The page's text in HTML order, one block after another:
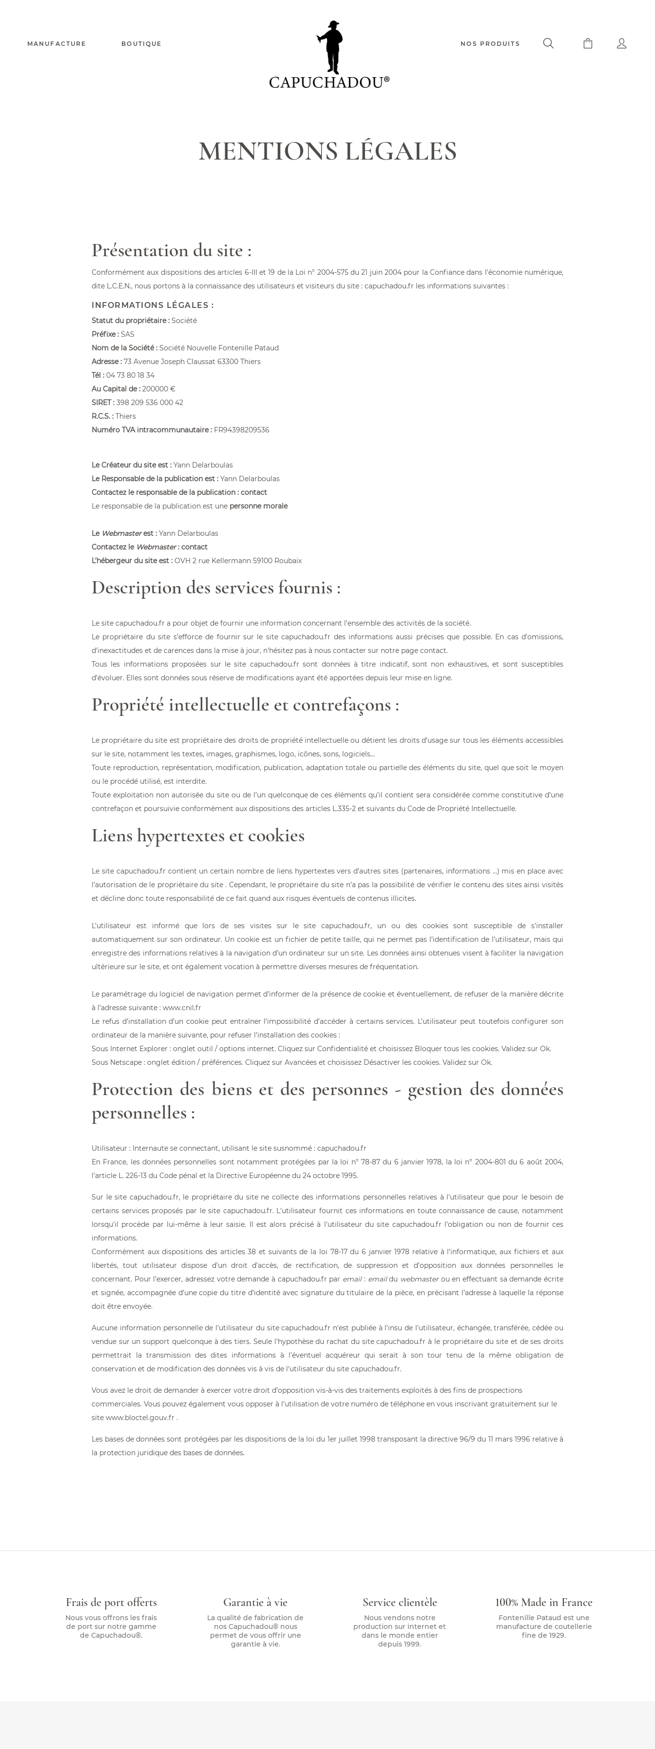
MANUFACTURE BOUTIQUE NOS PRODUITS
À partir de 235,00 €
MENTIONS LÉGALES
Présentation du site :
Conformément aux dispositions des articles 6-III et 19 de la Loi n° 2004-575 du 21 juin 2004 pour la Confiance dans l'économie numérique,
dite L.C.E.N., nous portons à la connaissance des utilisateurs et visiteurs du site : capuchadou.fr les informations suivantes :
INFORMATIONS LÉGALES :
Statut du propriétaire : Société
Préfixe : SAS
Nom de la Société : Société Nouvelle Fontenille Pataud
Adresse : 73 Avenue Joseph Claussat 63300 Thiers
Tél : 04 73 80 18 34
Au Capital de : 200000 €
SIRET : 398 209 536 000 42
R.C.S. : Thiers
Numéro TVA intracommunautaire : FR94398209536
Le Créateur du site est : Yann Delarboulas
Le Responsable de la publication est : Yann Delarboulas
Contactez le responsable de la publication : contact
Le responsable de la publication est une personne morale
Le Webmasterest : Yann Delarboulas
Contactez le Webmaster: contact
L’hébergeur du site est : OVH 2 rue Kellermann 59100 Roubaix
Description des services fournis :
Le site capuchadou.fr a pour objet de fournir une information concernant l’ensemble des activités de la société.
Le propriétaire du site s’efforce de fournir sur le sitecapuchadou.fr des informations aussi précises que possible. En cas d'omissions,
d'inexactitudes et de carences dans la mise à jour, n'hésitez pas à nous contacter sur notre page contact.
Tous les informations proposées sur le site capuchadou.fr sont données à titre indicatif, sont non exhaustives, et sont susceptibles
d’évoluer. Elles sont données sous réserve de modifications ayant été apportées depuis leur mise en ligne.
Propriété intellectuelle et contrefaçons :
Le propriétaire du site est propriétaire des droits de propriété intellectuelle ou détient les droits d’usage sur tous les éléments accessibles
sur le site, notamment les textes, images, graphismes, logo, icônes, sons, logiciels…
Toute reproduction, représentation, modification, publication, adaptation totale ou partielle des éléments du site, quel que soit le moyen
ou le procédé utilisé, est interdite.
Toute exploitation non autorisée du site ou de l’un quelconque de ces éléments qu’il contient sera considérée comme constitutive d’une
contrefaçon et poursuivie conformément aux dispositions des articles L.335-2 et suivants du Code de Propriété Intellectuelle.
Liens hypertextes et cookies
Le site capuchadou.fr contient un certain nombre de liens hypertextes vers d’autres sites (partenaires, informations …) mis en place avec
l’autorisation de le propriétaire du site . Cependant, le propriétaire du site n’a pas la possibilité de vérifier le contenu des sites ainsi visités
et décline donc toute responsabilité de ce fait quand aux risques éventuels de contenus illicites.
L’utilisateur est informé que lors de ses visites sur le sitecapuchadou.fr, un ou des cookies sont susceptible de s’installer
automatiquement sur son ordinateur. Un cookie est un fichier de petite taille, qui ne permet pas l’identification de l’utilisateur, mais qui
enregistre des informations relatives à la navigation d’un ordinateur sur un site. Les données ainsi obtenues visent à faciliter la navigation
ultérieure sur le site, et ont également vocation à permettre diverses mesures de fréquentation.
Le paramétrage du logiciel de navigation permet d’informer de la présence de cookie et éventuellement, de refuser de la manière décrite
à l’adresse suivante : www.cnil.fr
Le refus d’installation d’un cookie peut entraîner l’impossibilité d’accéder à certains services. L’utilisateur peut toutefois configurer son
ordinateur de la manière suivante, pour refuser l’installation des cookies :
Sous Internet Explorer : onglet outil / options internet. Cliquez sur Confidentialité et choisissez Bloquer tous les cookies. Validez sur Ok.
Sous Netscape : onglet édition / préférences. Cliquez sur Avancées et choisissez Désactiver les cookies. Validez sur Ok.
Protection des biens et des personnes - gestion des données
personnelles :
Utilisateur : Internaute se connectant, utilisant le site susnommé : capuchadou.fr
En France, les données personnelles sont notamment protégées par la loi n° 78-87 du 6 janvier 1978, la loi n° 2004-801 du 6 août 2004,
l'article L. 226-13 du Code pénal et la Directive Européenne du 24 octobre 1995.
Sur le site capuchadou.fr, le propriétaire du site ne collecte des informations personnelles relatives à l'utilisateur que pour le besoin de
certains services proposés par le site capuchadou.fr. L'utilisateur fournit ces informations en toute connaissance de cause, notamment
lorsqu'il procède par lui-même à leur saisie. Il est alors précisé à l'utilisateur du site capuchadou.fr l’obligation ou non de fournir ces
informations.
Conformément aux dispositions des articles 38 et suivants de la loi 78-17 du 6 janvier 1978 relative à l’informatique, aux fichiers et aux
libertés, tout utilisateur dispose d’un droit d’accès, de rectification, de suppression et d’opposition aux données personnelles le
concernant. Pour l’exercer, adressez votre demande à capuchadou.fr par email: emaildu webmasterou en effectuant sa demande écrite
et signée, accompagnée d’une copie du titre d’identité avec signature du titulaire de la pièce, en précisant l’adresse à laquelle la réponse
doit être envoyée.
Aucune information personnelle de l'utilisateur du sitecapuchadou.fr n'est publiée à l'insu de l'utilisateur, échangée, transférée, cédée ou
vendue sur un support quelconque à des tiers. Seule l'hypothèse du rachat du sitecapuchadou.fr à le propriétaire du site et de ses droits
permettrait la transmission des dites informations à l'éventuel acquéreur qui serait à son tour tenu de la même obligation de
conservation et de modification des données vis à vis de l'utilisateur du site capuchadou.fr.
Vous avez le droit de demander à exercer votre droit d’opposition vis-à-vis des traitements exploités à des fins de prospections
commerciales. Vous pouvez également vous opposer à l’utilisation de votre numéro de téléphone en vous inscrivant gratuitement sur le
site www.bloctel.gouv.fr .
Les bases de données sont protégées par les dispositions de la loi du 1er juillet 1998 transposant la directive 96/9 du 11 mars 1996 relative à
la protection juridique des bases de données.
Frais de port offerts
Nous vous offrons les frais
de port sur notre gamme
de Capuchadou®.
Garantie à vie
La qualité de fabrication de
nos Capuchadou® nous
permet de vous offrir une
garantie à vie.
Service clientèle
Nous vendons notre
production sur internet et
dans le monde entier
depuis 1999.
100% Made in France
Fontenille Pataud est une
manufacture de coutellerie
fine de 1929.